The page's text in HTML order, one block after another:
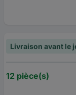
Livraison avant le
12 pièce(s)